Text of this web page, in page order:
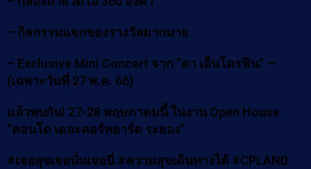
– กิจกรรมแจกของรางวัลมากมาย
– Exclusive Mini Concert จาก “ดา เอ็นโดรฟิน” —
(เฉพาะวันที่ 27 พ.ค. 66)
แล้วพบกัน! 27-28 พฤษภาคมนี้ ในงาน Open House
“คอนโด เดอะคอร์ทยาร์ด ระยอง”
#เจอสุขเจอนั่นเจอนี่ #ความสุขเดินทางได้ #CPLAND